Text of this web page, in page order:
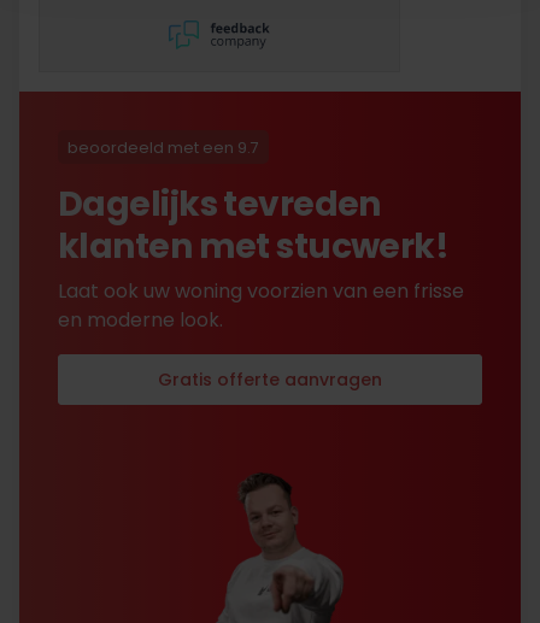
korting gekregen. Duurde
lang eer ik de sleutel
met excuses , maar na
is alles toch na
beoordeeld met een 9.7
Dagelijks tevreden
klanten met stucwerk!
Laat ook uw woning voorzien van een frisse
en moderne look.
Gratis offerte aanvragen